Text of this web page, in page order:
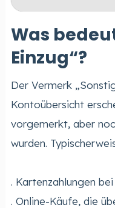
Was
Einzug“?
Der Vermerk
Kontoübersicht
vorgemerkt, aber
wurden.
. Kartenzahlungen
. Online-Käufe, die